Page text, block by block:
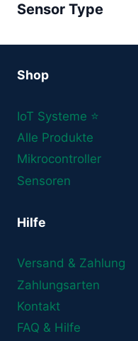
Sensor Type
Shop
IoT Systeme ⭐
Alle Produkte
Mikrocontroller
Sensoren
Hilfe
Versand & Zahlung
Zahlungsarten
Kontakt
FAQ & Hilfe